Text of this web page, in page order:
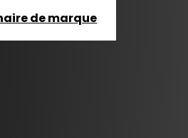
de marque